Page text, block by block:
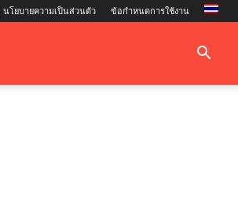
นโยบายความเป็นส่วนตัว ข้อกำหนดการใช้งาน